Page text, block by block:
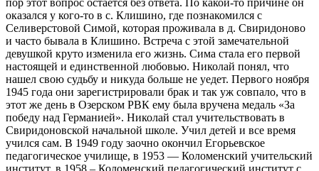
оказался у кого-то в с. Клишино, где познакомился с
Селиверстовой Симой, которая проживала в д. Свиридоново
и часто бывала в Клишино. Встреча с этой замечательной
девушкой круто изменила его жизнь. Сима стала его первой
настоящей и единственной любовью. Николай понял, что
нашел свою судьбу и никуда больше не уедет. Первого ноября
1945 года они зарегистрировали брак и так уж совпало, что в
этот же день в Озерском РВК ему была вручена медаль «За
победу над Германией». Николай стал учительствовать в
Свиридоновской начальной школе. Учил детей и все время
учился сам. В 1949 году заочно окончил Егорьевское
педагогическое училище, в 1953 — Коломенский учительский
институт, в 1958 – Коломенский педагогический институт с